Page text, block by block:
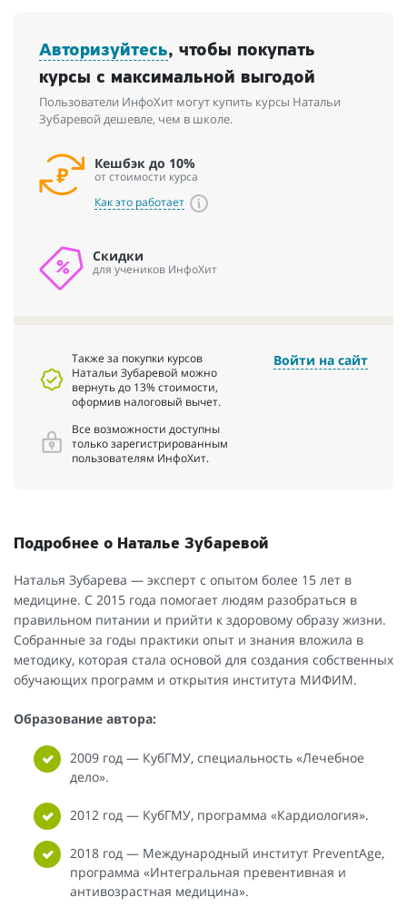
Авторизуйтесь, чтобы покупать
курсы с максимальной выгодой
Пользователи ИнфоХит могут купить курсы Натальи
Зубаревой дешевле, чем в школе.
Кешбэк до 10%
от стоимости курса
Как это работает
Скидки
для учеников ИнфоХит
Также за покупки курсов
Натальи Зубаревой можно
вернуть до 13% стоимости,
оформив налоговый вычет.
Все возможности доступны
только зарегистрированным
пользователям ИнфоХит.
Войти на сайт
Подробнее о Наталье Зубаревой
Наталья Зубарева — эксперт с опытом более 15 лет в
медицине. С 2015 года помогает людям разобраться в
правильном питании и прийти к здоровому образу жизни.
Собранные за годы практики опыт и знания вложила в
методику, которая стала основой для создания собственных
обучающих программ и открытия института МИФИМ.
Образование автора:
2009 год — КубГМУ, специальность «Лечебное
дело».
2012 год — КубГМУ, программа «Кардиология».
2018 год — Международный институт PreventAge,
программа «Интегральная превентивная и
антивозрастная медицина».